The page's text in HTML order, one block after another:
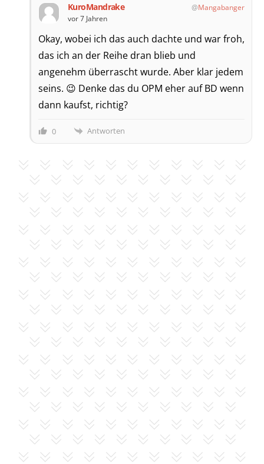
KuroMandrake
Mangabanger
vor 7 Jahren
Okay, wobei ich das auch dachte und war froh,
das ich an der Reihe dran blieb und
angenehm überrascht wurde. Aber klar jedem
seins. 😉 Denke das du OPM eher auf BD wenn
dann kaufst, richtig?
0 Antworten